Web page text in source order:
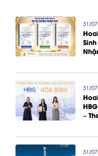
31/
31/
–
31/